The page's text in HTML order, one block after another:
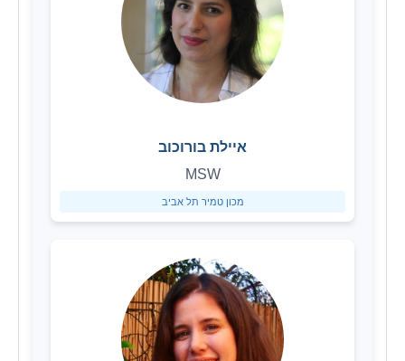
איילת בורוכוב
MSW
מכון טמיר תל אביב